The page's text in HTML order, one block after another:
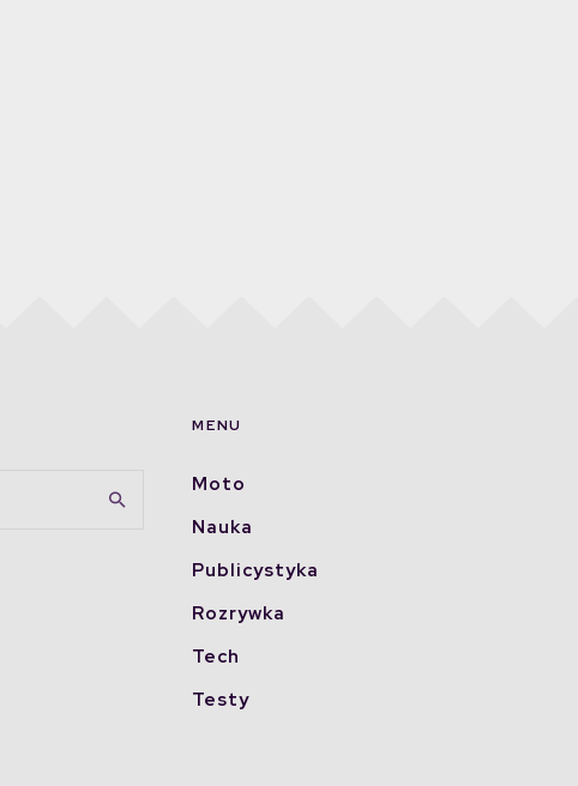
MENU
Moto
Nauka
Publicystyka
Rozrywka
Tech
Testy